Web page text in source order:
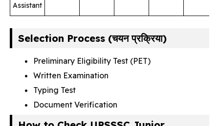
Assistant
Selection Process (चयन प्रक्रिया)
Preliminary Eligibility Test (PET)
Written Examination
Typing Test
Document Verification